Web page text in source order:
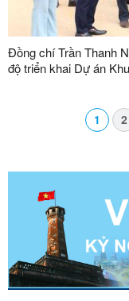
Đồng chí Trần Thanh
độ triển khai Dự án
1 2